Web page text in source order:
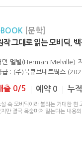
[문학]
작 그대로 읽는 모비딕,
먼 멜빌(Herman Melville) 저
급 : (주)북큐브네트웍스
출 0/5 예약 0 누
설 속 모비딕이라 불리는 거대한 흰
지만 결국 목숨마저 잃는다는 내용